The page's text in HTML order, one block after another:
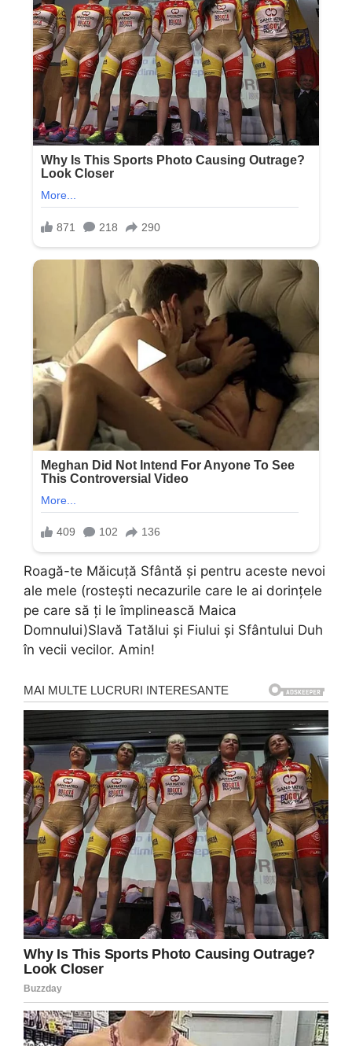
Roagă-te Măicuță Sfântă și pentru aceste nevoi
ale mele (rostești necazurile care le ai dorințele
pe care să ți le împlinească Maica
Domnului)Slavă Tatălui și Fiului și Sfântului Duh
în vecii vecilor. Amin!